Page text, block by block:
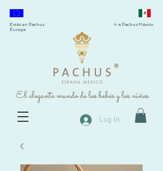
®
El elegante mundo de los bebés y los niños
Estás en Pachus
Europa
Ir a Pachus México
Log In